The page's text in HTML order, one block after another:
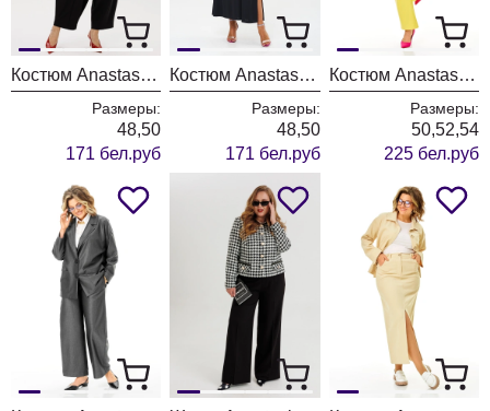
Костюм Anastasia 1300 черный+молочный
Размеры:
48,50
171 бел.руб
Костюм Anastasia 1400 черный+розовое золото
Размеры:
48,50
171 бел.руб
Костюм Anastasia 1399 лимонный
Размеры:
50,52,54
225 бел.руб